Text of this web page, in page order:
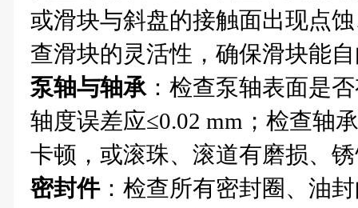
或滑块与斜盘的接触面出现点
查滑块的灵活性，确保滑块能
泵轴与轴承：检查泵轴表面是
轴度误差应≤0.02 mm；检查轴
卡顿，或滚珠、滚道有磨损、
密封件：检查所有密封圈、油